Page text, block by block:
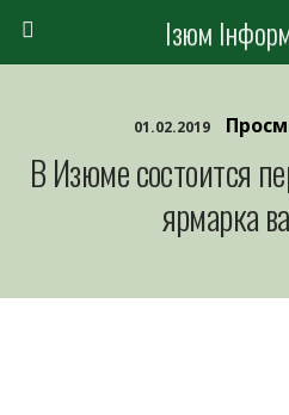
Ізюм
01.02.2019
В Изюме состоится
ярмарка